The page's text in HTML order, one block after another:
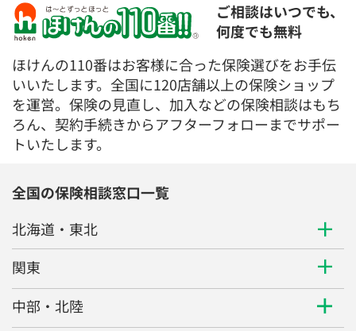
ご相談はいつでも、
何度でも無料
ほけんの110番はお客様に合った保険選びをお手伝
いいたします。全国に120店舗以上の保険ショップ
を運営。保険の見直し、加入などの保険相談はもち
ろん、契約手続きからアフターフォローまでサポー
トいたします。
全国の保険相談窓口一覧
北海道・東北
関東
中部・北陸